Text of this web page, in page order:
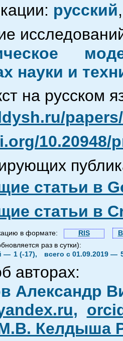
русский,
науки и
на русском
10.20948/
статьи в
статьи в
в формате: RIS
раз в сутки):
— 1 (-17), всего с 01.09.2019 —
авторах:
Александр
,
Келдыша